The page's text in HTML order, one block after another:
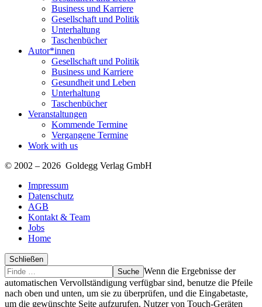
Business und Karriere
Gesellschaft und Politik
Unterhaltung
Taschenbücher
Autor*innen
Gesellschaft und Politik
Business und Karriere
Gesundheit und Leben
Unterhaltung
Taschenbücher
Veranstaltungen
Kommende Termine
Vergangene Termine
Work with us
© 2002 – 2026 Goldegg Verlag GmbH
Impressum
Datenschutz
AGB
Kontakt & Team
Jobs
Home
Schließen
Suche
Finde
…
Wenn die Ergebnisse der
automatischen Vervollständigung verfügbar sind, benutze die Pfeile
nach oben und unten, um sie zu überprüfen, und die Eingabetaste,
um die gewünschte Seite aufzurufen. Nutzer von Touch-Geräten